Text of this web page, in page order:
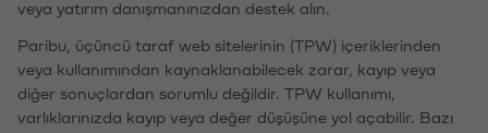
veya yatırım danışmanınızdan destek alın.
Paribu, üçüncü taraf web sitelerinin (TPW) içeriklerinden
veya kullanımından kaynaklanabilecek zarar, kayıp veya
diğer sonuçlardan sorumlu değildir. TPW kullanımı,
varlıklarınızda kayıp veya değer düşüşüne yol açabilir. Bazı